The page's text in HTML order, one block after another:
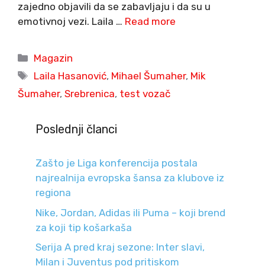
zajedno objavili da se zabavljaju i da su u
emotivnoj vezi. Laila … Read more
Categories
Magazin
Tags
Laila Hasanović, Mihael Šumaher, Mik
Šumaher, Srebrenica, test vozač
Poslednji članci
Zašto je Liga konferencija postala
najrealnija evropska šansa za klubove iz
regiona
Nike, Jordan, Adidas ili Puma – koji brend
za koji tip košarkaša
Serija A pred kraj sezone: Inter slavi,
Milan i Juventus pod pritiskom